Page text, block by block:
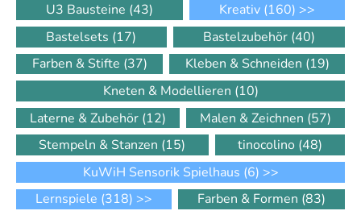
U3 Bausteine (43) Kreativ (160) >>
Bastelsets (17) Bastelzubehör (40)
Farben & Stifte (37) Kleben & Schneiden (19)
Kneten & Modellieren (10)
Laterne & Zubehör (12) Malen & Zeichnen (57)
Stempeln & Stanzen (15) tinocolino (48)
KuWiH Sensorik Spielhaus (6) >>
Lernspiele (318) >> Farben & Formen (83)